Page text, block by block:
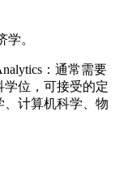
。
：通常需要
学位，可接受的定
计算机科学、物